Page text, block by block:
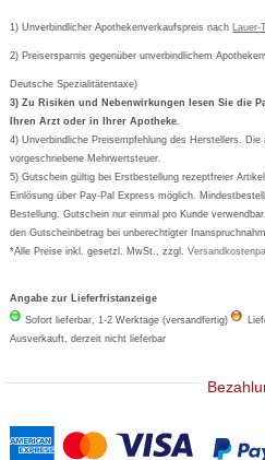
Cookie-Einstellungen
Vertrag widerrufen
Bestellschein ausfüllen
Newsletteranmeldung
Formoline
Wick
Eucerin
Basica
1) Unverbindlicher Apothekenverkaufspreis nach Lauer-
2) Preisersparnis gegenüber unverbindlichem
Deutsche Spezialitätentaxe)
3) Zu Risiken und Nebenwirkungen lesen Sie die
Ihren Arzt oder in Ihrer Apotheke.
4) Unverbindliche Preisempfehlung des Herstellers.
vorgeschriebene Mehrwertsteuer.
5) Gutschein gültig bei Erstbestellung rezeptfreier
Einlösung über Pay-Pal Express möglich.
Bestellung. Gutschein nur einmal pro Kunde
den Gutscheinbetrag bei unberechtigter
*Alle Preise inkl. gesetzl. MwSt., zzgl.
Angabe zur Lieferfristanzeige
Sofort lieferbar, 1-2 Werktage (versandfertig)
Ausverkauft, derzeit nicht lieferbar